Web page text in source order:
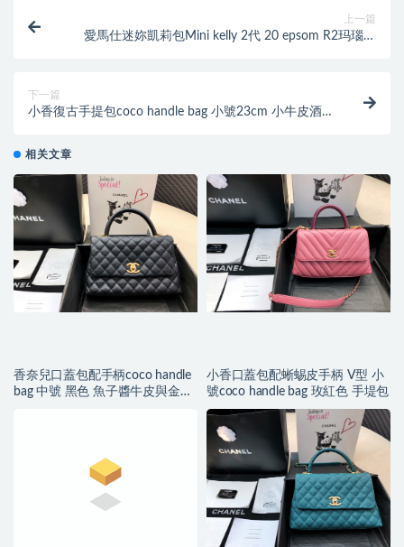
上一篇
愛馬仕迷妳凱莉包Mini kelly 2代 20 epsom R2玛瑙蓝
下一篇
小香復古手提包coco handle bag 小號23cm 小牛皮酒紅
相关文章
香奈兒口蓋包配手柄coco handle
bag 中號 黑色 魚子醬牛皮與金色
小香口蓋包配蜥蜴皮手柄 V型 小
號coco handle bag 玫紅色 手堤包